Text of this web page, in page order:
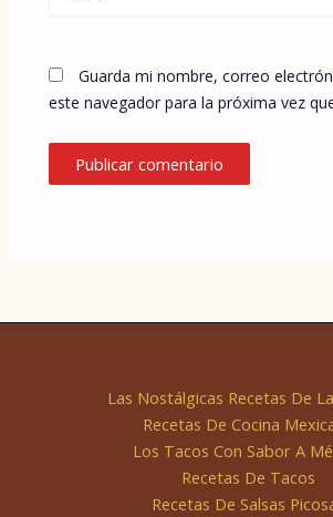
Guarda mi nombre, correo
este navegador para la próxima vez
Las Nostálgicas Recetas De
Recetas De Cocina
Los Tacos Con Sabor A
Recetas De Tacos
Recetas De Salsas